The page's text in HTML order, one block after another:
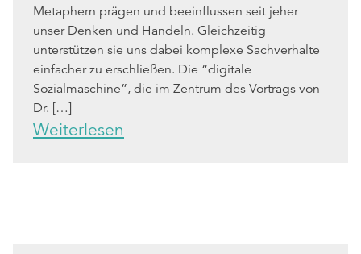
Metaphern prägen und beeinflussen seit jeher
unser Denken und Handeln. Gleichzeitig
unterstützen sie uns dabei komplexe Sachverhalte
einfacher zu erschließen. Die “digitale
Sozialmaschine”, die im Zentrum des Vortrags von
Dr. […]
Weiterlesen